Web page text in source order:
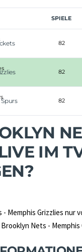
SPIELE
82
82
82
IM
Memphis Grizzlies nur
Nets -